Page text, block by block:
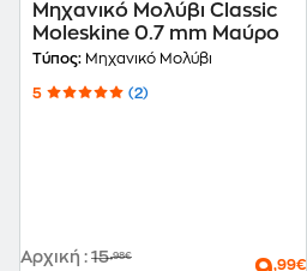
Μηχανικό Μολύβι Classic
Moleskine 0.7 mm Μαύρο
Τύπος: Μηχανικό Μολύβι
5 (2)
Αρχική : 15,98€
,99€